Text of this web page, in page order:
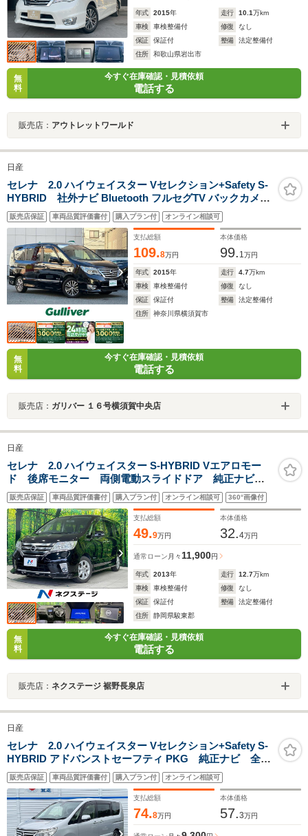
年式 2015年 走行 10.1万km
車検
車検整備付 修復
なし
保証
保証付 整備
法定整備付
住所
和歌山県岩出市
無
料
今すぐ在庫確認・見積依頼
電話する
販売店： アウトレットワールド
日産
セレナ 2.0 ハイウェイスター Vセレクション+Safety S-
HYBRID 社外ナビ Bluetooth フルセグTV バックカメラ
ETC 前後ドライブレコーダー 社外フリップダウンモニタ
ー 両側パワースライドドア エマージェンシーブレーキ レ
ーンキープアシスト クルーズコントロール スマートキー
販売店保証 車両品質評価書付 購入プラン付 オンライン相談可
支払総額
109.8万円
本体価格
99. 1 万円
年式 2015年 走行 4.7万km
車検
車検整備付 修復
なし
保証
保証付 整備
法定整備付
住所
神奈川県横須賀市
無
料
今すぐ在庫確認・見積依頼
電話する
販売店： ガリバー １６号横須賀中央店
日産
セレナ 2.0 ハイウェイスター S-HYBRID Vエアロモー
ド 後席モニター 両側電動スライドドア 純正ナビ
バックカメラ ETC Bluetooth スマートキー クルー
ズコントロール オートエアコン 純正16インチアルミ
ホイール 盗難防止システム ドアバイザー
販売店保証 車両品質評価書付 購入プラン付 オンライン相談可 360°画像付
支払総額
49.9万円
本体価格
32.4万円
通常ローン 月々 11,900円
年式 2013年 走行 12.7万km
車検
車検整備付 修復
なし
保証
保証付 整備
法定整備付
住所
静岡県駿東郡
無
料
今すぐ在庫確認・見積依頼
電話する
販売店： ネクステージ 裾野長泉店
日産
セレナ 2.0 ハイウェイスター Vセレクション+Safety S-
HYBRID アドバンストセーフティ PKG 純正ナビ 全周
囲カメラ 両側電動スライドドア エマージェンシーブ
レーキ 後席モニター ETC Bluetooth フルセグ
CD DVD
販売店保証 車両品質評価書付 購入プラン付 オンライン相談可
支払総額
74.8万円
本体価格
57.3万円